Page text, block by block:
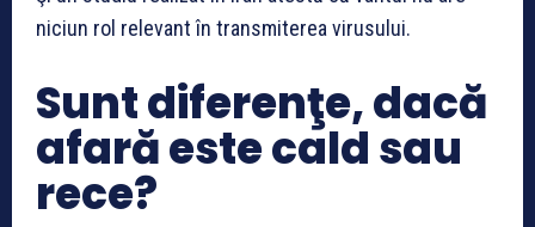
niciun rol relevant în transmiterea virusului.
Sunt diferenţe, dacă
afară este cald sau
rece?